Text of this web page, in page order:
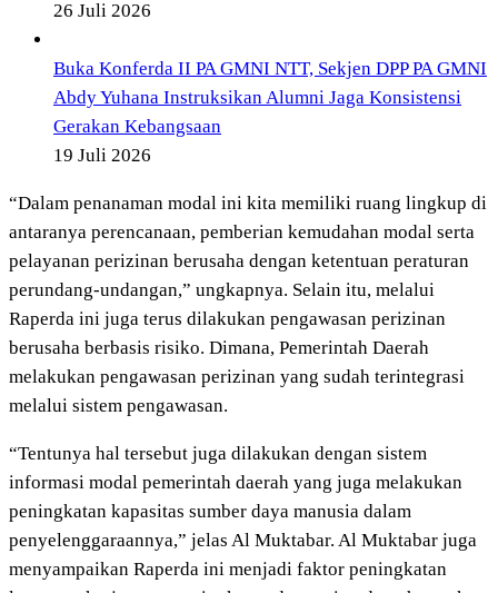
26 Juli 2026
Buka Konferda II PA GMNI NTT, Sekjen DPP PA GMNI
Abdy Yuhana Instruksikan Alumni Jaga Konsistensi
Gerakan Kebangsaan
19 Juli 2026
“Dalam penanaman modal ini kita memiliki ruang lingkup di
antaranya perencanaan, pemberian kemudahan modal serta
pelayanan perizinan berusaha dengan ketentuan peraturan
perundang-undangan,” ungkapnya. Selain itu, melalui
Raperda ini juga terus dilakukan pengawasan perizinan
berusaha berbasis risiko. Dimana, Pemerintah Daerah
melakukan pengawasan perizinan yang sudah terintegrasi
melalui sistem pengawasan.
“Tentunya hal tersebut juga dilakukan dengan sistem
informasi modal pemerintah daerah yang juga melakukan
peningkatan kapasitas sumber daya manusia dalam
penyelenggaraannya,” jelas Al Muktabar. Al Muktabar juga
menyampaikan Raperda ini menjadi faktor peningkatan